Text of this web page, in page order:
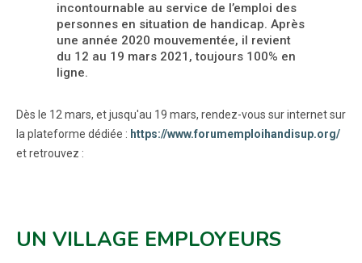
incontournable au service de l’emploi des
personnes en situation de handicap. Après
une année 2020 mouvementée, il revient
du 12 au 19 mars 2021, toujours 100% en
ligne.
Dès le 12 mars, et jusqu'au 19 mars, rendez-vous sur internet sur
la plateforme dédiée : https://www.forumemploihandisup.org/
et retrouvez :
UN VILLAGE EMPLOYEURS